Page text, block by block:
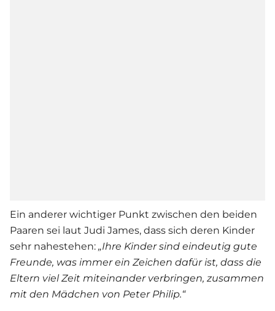
Ein anderer wichtiger Punkt zwischen den beiden
Paaren sei laut Judi James, dass sich deren Kinder
sehr nahestehen: „Ihre Kinder sind eindeutig gute
Freunde, was immer ein Zeichen dafür ist, dass die
Eltern viel Zeit miteinander verbringen, zusammen
mit den Mädchen von Peter Philip.“